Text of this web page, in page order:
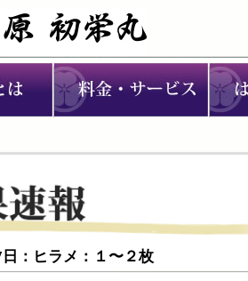
：ヒラメ：１〜２枚